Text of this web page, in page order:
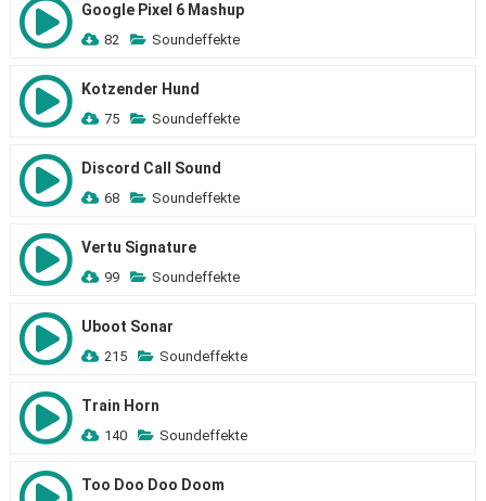
Google Pixel 6 Mashup
82 Soundeffekte
Kotzender Hund
75 Soundeffekte
Discord Call Sound
68 Soundeffekte
Vertu Signature
99 Soundeffekte
Uboot Sonar
215 Soundeffekte
Train Horn
140 Soundeffekte
Too Doo Doo Doom